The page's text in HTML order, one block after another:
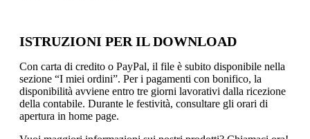
ISTRUZIONI PER IL DOWNLOAD
Con carta di credito o PayPal, il file è subito disponibile nella
sezione “I miei ordini”. Per i pagamenti con bonifico, la
disponibilità avviene entro tre giorni lavorativi dalla ricezione
della contabile. Durante le festività, consultare gli orari di
apertura in home page.